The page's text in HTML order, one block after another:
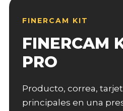
FINERCAM KIT
FINERCAM
PRO
Producto, correa,
principales en una